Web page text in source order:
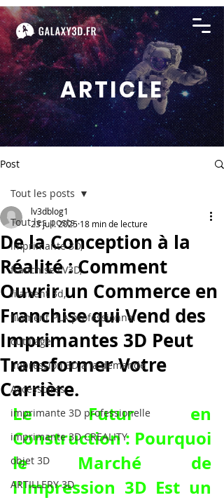
ARTICLE
Post
Tout les posts
imprimante 3D,
franchise LV3D,
filament 3d,
filament PLA professionnel
outillage
impression 3D à la demande
Accessoires
imprimante 3D professionelle
imprimante 3D CREALITY
objet 3D
ARTILLERY 3D
Tout les posts
De la Conception à la
Réalité : Comment
Ouvrir un Commerce en
Franchise qui Vend des
Imprimantes 3D Peut
Transformer Votre
Carrière.
lv3dblog1
23 juil. 2025 18 min de lecture
Le Futur en
Construction : Pourquoi
le Marché de
l'Impression 3D Est un